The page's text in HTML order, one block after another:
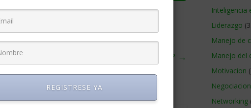
¿Qué es el coste marginal? →
Inteligencia
Liderazgo
Manejo de
Manejo del
Motivacion
Negociacion
Networking
REGISTRESE YA